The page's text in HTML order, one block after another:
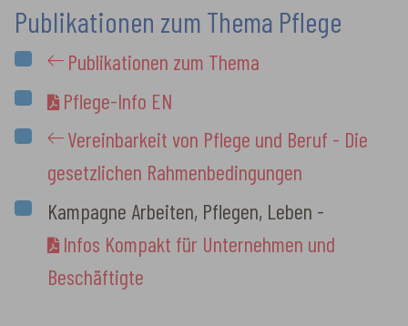
Publikationen zum Thema Pflege
Publikationen zum Thema
Pflege-Info EN
Vereinbarkeit von Pflege und Beruf - Die
gesetzlichen Rahmenbedingungen
Kampagne Arbeiten, Pflegen, Leben -
Infos Kompakt für Unternehmen und
Beschäftigte